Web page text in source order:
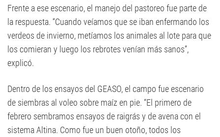
Frente a ese escenario, el manejo del pastoreo fue parte de
la respuesta. “Cuando veíamos que se iban enfermando los
verdeos de invierno, metíamos los animales al lote para que
los comieran y luego los rebrotes venían más sanos”,
explicó.
Dentro de los ensayos del GEASO, el campo fue escenario
de siembras al voleo sobre maíz en pie. “El primero de
febrero sembramos ensayos de raigrás y de avena con el
sistema Altina. Como fue un buen otoño, todos los